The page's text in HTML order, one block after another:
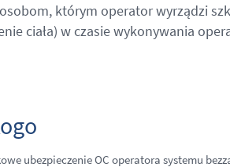
którym operator wyrządzi
ciała) w czasie wykonywania
ubezpieczenie OC operatora systemu